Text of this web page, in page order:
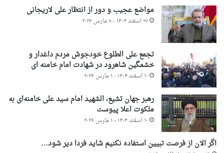
مواضع عجیب و دور از انتظار علی لاریجانی
۱۷ اسفند ۱۴۰۴ - ۸ مارس ۲۰۲۶
تجمع علی الطلوع خودجوش مردم داغدار و
خشمگین شاهرود در شهادت امام خامنه ای
۱۰ اسفند ۱۴۰۴ - ۱ مارس ۲۰۲۶
رهبر جهان تشیع، الشهید امام سید علی خامنه‌ای به
ملکوت اعلا پیوست
۱۰ اسفند ۱۴۰۴ - ۱ مارس ۲۰۲۶
اگر الان از فرصت تبیین استفاده نکنیم شاید فردا دیر شود…